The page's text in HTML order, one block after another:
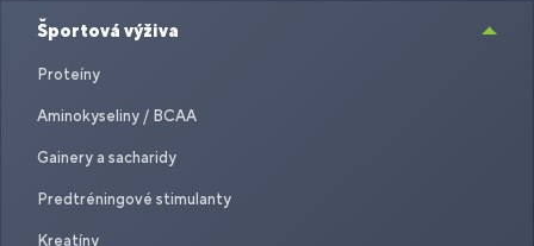
Športová výživa
Proteíny
Aminokyseliny / BCAA
Gainery a sacharidy
Predtréningové stimulanty
Kreatíny